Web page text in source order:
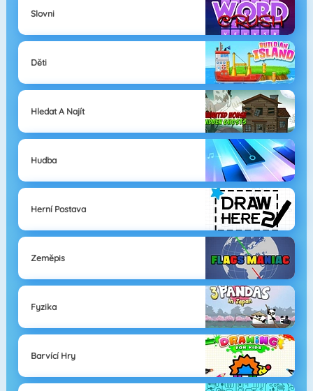
Slovni
Děti
Hledat A Najít
Hudba
Herní Postava
Zeměpis
Fyzika
Barvící Hry